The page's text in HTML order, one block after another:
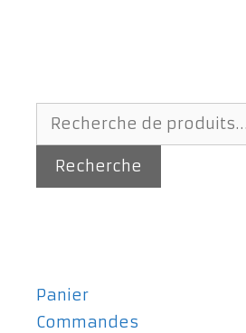
Recherche
pour :
Recherche
Panier
Commandes